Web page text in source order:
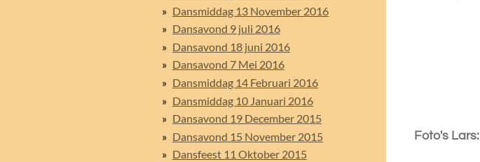
Foto's Lars:
Dansmiddag 13 November 2016
Dansavond 9 juli 2016
Dansavond 18 juni 2016
Dansavond 7 Mei 2016
Dansmiddag 14 Februari 2016
Dansmiddag 10 Januari 2016
Dansavond 19 December 2015
Dansavond 15 November 2015
Dansfeest 11 Oktober 2015